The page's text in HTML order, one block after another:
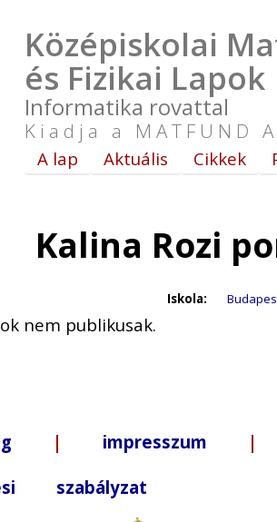
Középiskolai
és Fizikai Lapok
Informatika rovattal
Kiadja a MATFUND
A lap Aktuális Cikkek
Kalina Rozi
Iskola:
nem publikusak.
| impresszum |
szabályzat